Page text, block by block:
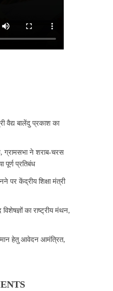
वैद्य बालेंदु प्रकाश का
ग्रामसभा ने शराब-चरस
पूर्ण प्रतिबंध
पर केंद्रीय शिक्षा मंत्री
का राष्ट्रीय मंथन,
हेतु आवेदन आमंत्रित,